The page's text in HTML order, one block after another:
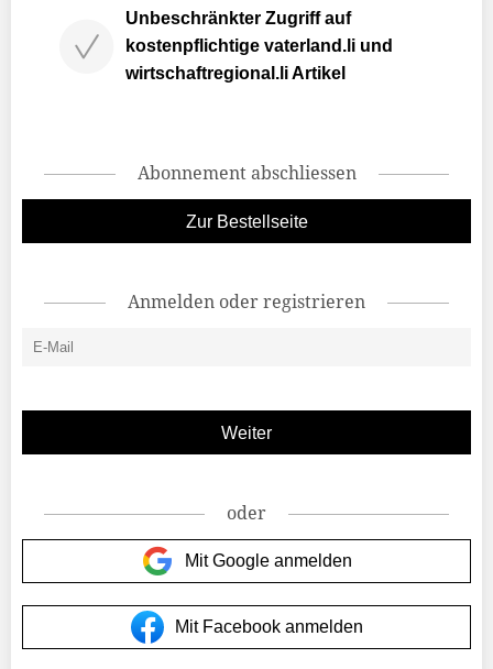
Unbeschränkter Zugriff auf
kostenpflichtige vaterland.li und
wirtschaftregional.li Artikel
Abonnement abschliessen
Zur Bestellseite
Anmelden oder registrieren
oder
Mit Google anmelden
Mit Facebook anmelden